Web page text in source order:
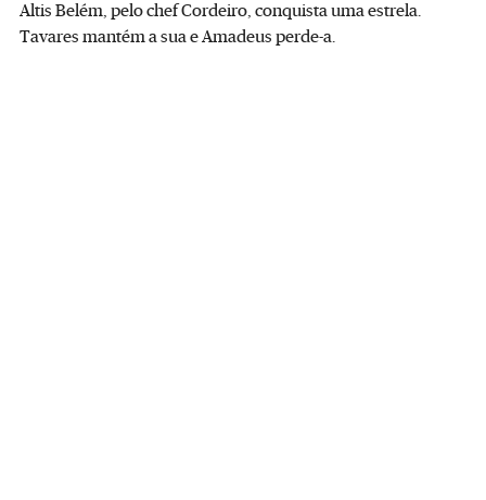
Altis Belém, pelo chef Cordeiro, conquista uma estrela.
Tavares mantém a sua e Amadeus perde-a.